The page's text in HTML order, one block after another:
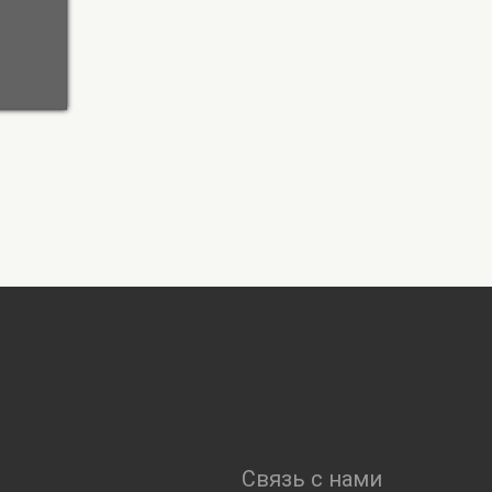
Связь с нами